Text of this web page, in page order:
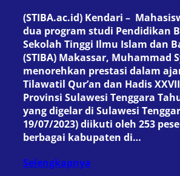
(STIBA.ac.id) Kendari –
dua program studi Pendidikan
Sekolah Tinggi Ilmu Islam dan
(STIBA) Makassar, Muhammad
menorehkan prestasi dalam
Tilawatil Qur’an dan Hadis
Provinsi Sulawesi Tenggara
yang digelar di Sulawesi
19/07/2023) diikuti oleh 253
berbagai kabupaten di…
Selengkapnya